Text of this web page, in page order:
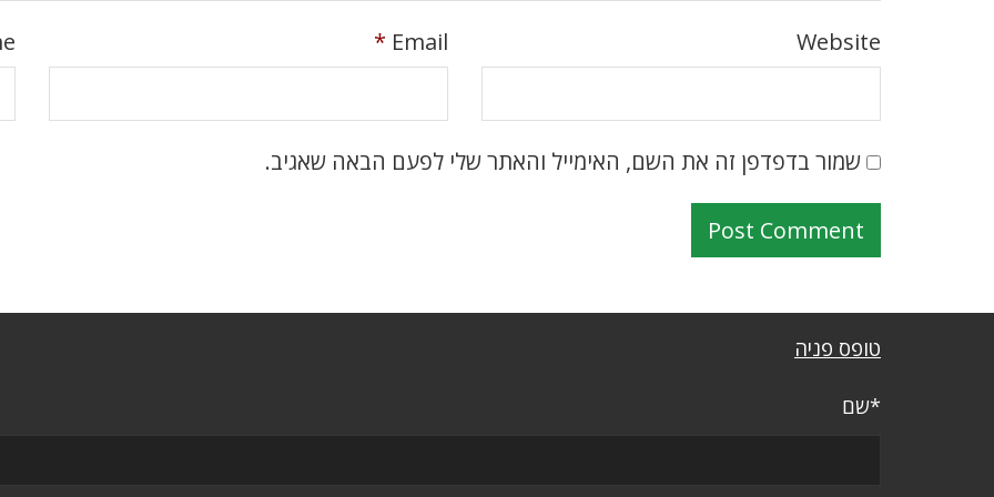
Email
* Website
שמור בדפדפן זה את השם, האימייל והאתר שלי לפעם הבאה שאגיב.
טופס פניה
*שם